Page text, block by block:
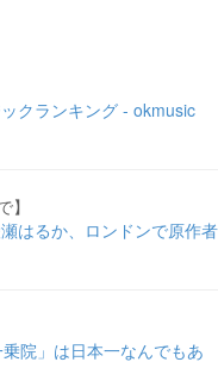
クランキング - okmusic
はるか、ロンドンで原作者
院」は日本一なんでもあ